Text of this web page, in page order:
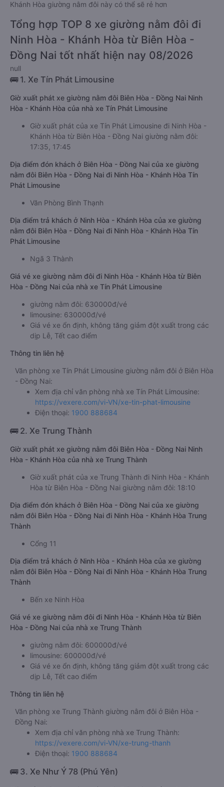
Khánh Hòa giường nằm đôi này có thể sẽ rẻ hơn
Tổng hợp TOP 8 xe giường nằm đôi đi
Ninh Hòa - Khánh Hòa từ Biên Hòa -
Đồng Nai tốt nhất hiện nay 08/2026
null
🚌 1. Xe Tín Phát Limousine
Giờ xuất phát xe giường nằm đôi Biên Hòa - Đồng Nai Ninh
Hòa - Khánh Hòa của nhà xe Tín Phát Limousine
Giờ xuất phát của xe Tín Phát Limousine đi Ninh Hòa -
Khánh Hòa từ Biên Hòa - Đồng Nai giường nằm đôi:
17:35, 17:45
Địa điểm đón khách ở Biên Hòa - Đồng Nai của xe giường
nằm đôi Biên Hòa - Đồng Nai đi Ninh Hòa - Khánh Hòa Tín
Phát Limousine
Văn Phòng Bình Thạnh
Địa điểm trả khách ở Ninh Hòa - Khánh Hòa của xe giường
nằm đôi Biên Hòa - Đồng Nai đi Ninh Hòa - Khánh Hòa Tín
Phát Limousine
Ngã 3 Thành
Giá vé xe giường nằm đôi đi Ninh Hòa - Khánh Hòa từ Biên
Hòa - Đồng Nai của nhà xe Tín Phát Limousine
giường nằm đôi: 630000đ/vé
limousine: 630000đ/vé
Giá vé xe ổn định, không tăng giảm đột xuất trong các
dịp Lễ, Tết cao điểm
Thông tin liên hệ
Văn phòng xe Tín Phát Limousine giường nằm đôi ở Biên Hòa
- Đồng Nai:
Xem địa chỉ văn phòng nhà xe Tín Phát Limousine:
https://vexere.com/vi-VN/xe-tin-phat-limousine
Điện thoại: 1900 888684
🚌 2. Xe Trung Thành
Giờ xuất phát xe giường nằm đôi Biên Hòa - Đồng Nai Ninh
Hòa - Khánh Hòa của nhà xe Trung Thành
Giờ xuất phát của xe Trung Thành đi Ninh Hòa - Khánh
Hòa từ Biên Hòa - Đồng Nai giường nằm đôi: 18:10
Địa điểm đón khách ở Biên Hòa - Đồng Nai của xe giường
nằm đôi Biên Hòa - Đồng Nai đi Ninh Hòa - Khánh Hòa Trung
Thành
Cổng 11
Địa điểm trả khách ở Ninh Hòa - Khánh Hòa của xe giường
nằm đôi Biên Hòa - Đồng Nai đi Ninh Hòa - Khánh Hòa Trung
Thành
Bến xe Ninh Hòa
Giá vé xe giường nằm đôi đi Ninh Hòa - Khánh Hòa từ Biên
Hòa - Đồng Nai của nhà xe Trung Thành
giường nằm đôi: 600000đ/vé
limousine: 600000đ/vé
Giá vé xe ổn định, không tăng giảm đột xuất trong các
dịp Lễ, Tết cao điểm
Thông tin liên hệ
Văn phòng xe Trung Thành giường nằm đôi ở Biên Hòa -
Đồng Nai:
Xem địa chỉ văn phòng nhà xe Trung Thành:
https://vexere.com/vi-VN/xe-trung-thanh
Điện thoại: 1900 888684
🚌 3. Xe Như Ý 78 (Phú Yên)